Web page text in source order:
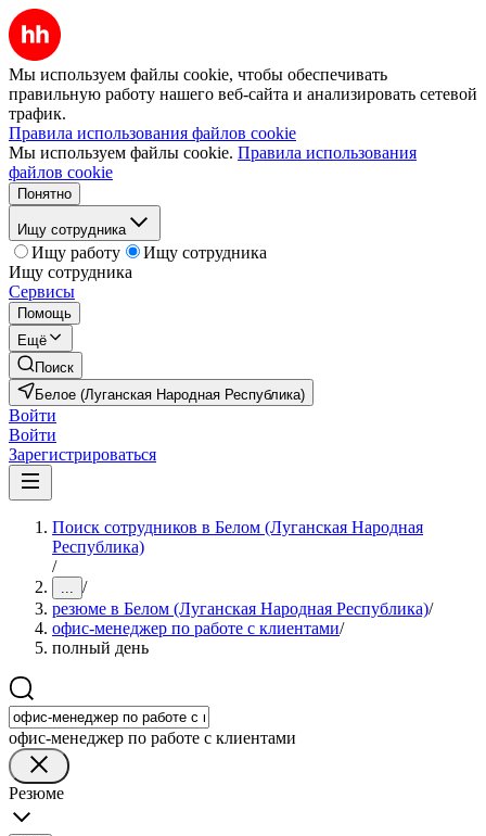
Мы используем файлы cookie, чтобы обеспечивать
правильную работу нашего веб-сайта и анализировать сетевой
трафик.
Правила использования файлов cookie
Мы используем файлы cookie. Правила использования
файлов cookie
Понятно
Ищу сотрудника
Ищу работу
Ищу сотрудника
Ищу сотрудника
Сервисы
Помощь
Ещё
Поиск
Белое (Луганская Народная Республика)
Войти
Войти
Зарегистрироваться
Поиск сотрудников в Белом (Луганская Народная
Республика)
/
... /
резюме в Белом (Луганская Народная Республика)/
офис-менеджер по работе с клиентами/
полный день
офис-менеджер по работе с клиентами
Резюме